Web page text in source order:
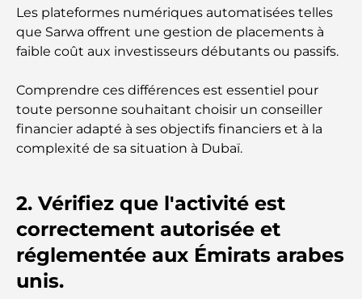
Dubai Horse Racing: Where Tradition Meets
Global Competition
et lieux de vie de l’île
Les meilleurs petits-déjeuners de Dubaï : Ma
sélection pour 2026
guide ultime
Plan directeur de Tilal Al Ghaf : une nouvelle
norme pour la vie intégrée à Dubaï
Les plateformes numériques automatisées telles
que Sarwa offrent une gestion de placements à
faible coût aux investisseurs débutants ou passifs.
Comprendre ces différences est essentiel pour
toute personne souhaitant choisir un conseiller
financier adapté à ses objectifs financiers et à la
complexité de sa situation à Dubaï.
2. Vérifiez que l'activité est
correctement autorisée et
réglementée aux Émirats arabes
unis.